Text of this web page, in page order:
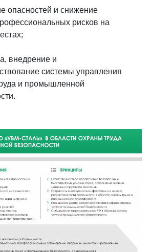
опасностей и снижение
рисков на
внедрение и
системы управления
и промышленной